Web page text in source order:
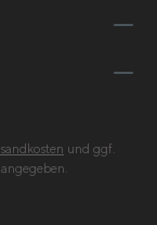
und ggf.